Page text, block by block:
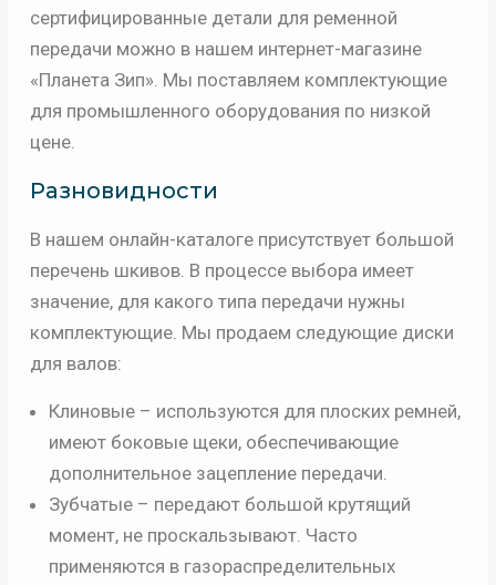
сертифицированные детали для ременной
передачи можно в нашем интернет-магазине
«Планета Зип». Мы поставляем комплектующие
для промышленного оборудования по низкой
цене.
Разновидности
В нашем онлайн-каталоге присутствует большой
перечень шкивов. В процессе выбора имеет
значение, для какого типа передачи нужны
комплектующие. Мы продаем следующие диски
для валов:
Клиновые – используются для плоских ремней,
имеют боковые щеки, обеспечивающие
дополнительное зацепление передачи.
Зубчатые – передают большой крутящий
момент, не проскальзывают. Часто
применяются в газораспределительных